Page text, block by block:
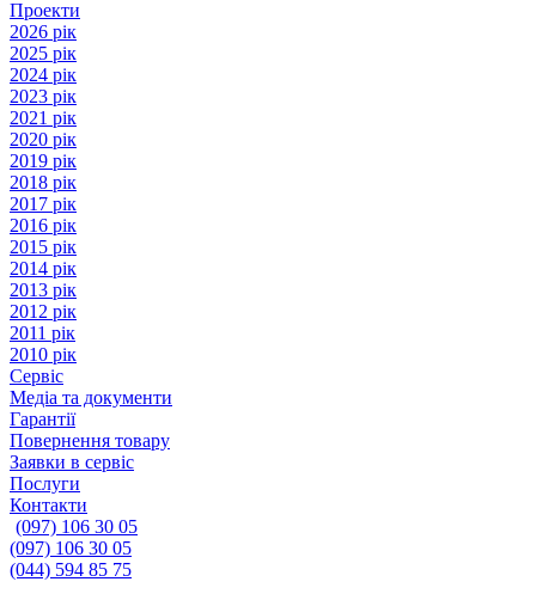
Проекти
2026 рік
2025 рік
2024 рік
2023 рік
2021 рік
2020 рік
2019 рік
2018 рік
2017 рік
2016 рік
2015 рік
2014 рік
2013 рік
2012 рік
2011 рік
2010 рік
Сервіс
Медіа та документи
Гарантії
Повернення товару
Заявки в сервіс
Послуги
Контакти
(097) 106 30 05
(097) 106 30 05
(044) 594 85 75